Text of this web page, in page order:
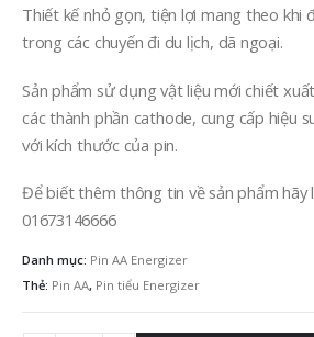
Thiết kế nhỏ gọn, tiện lợi mang theo khi
trong các chuyến đi du lịch, dã ngoại.
Sản phẩm sử dụng vật liệu mới chiết
các thành phần cathode, cung cấp hiệu
với kích thước của pin.
Để biết thêm thông tin về sản phẩm hãy
01673146666
Danh mục: Pin AA Energizer
Thẻ: Pin AA, Pin tiểu Energizer